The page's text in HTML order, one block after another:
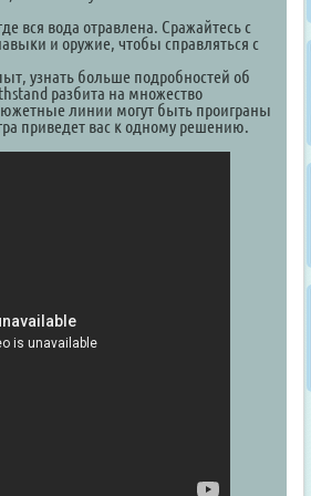
вся вода отравлена. Сражайтесь с
и оружие, чтобы справляться с
узнать больше подробностей об
разбита на множество
линии могут быть проиграны
приведет вас к одному решению.